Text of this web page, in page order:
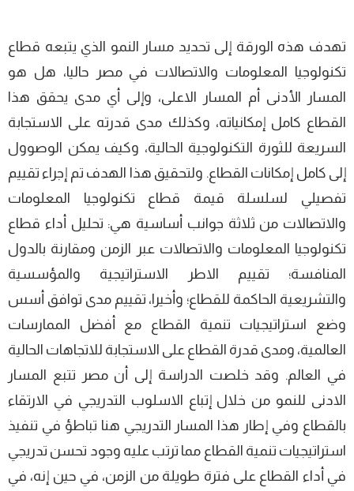
تهدف هذه الورقة إلى تحديد مسار النمو الذي يتبعه قطاع
تكنولوجيا المعلومات والاتصالات في مصر حاليا، هل هو
المسار الأدنى أم المسار الاعلى، وإلى أي مدى يحقق هذا
القطاع كامل إمكانياته، وكذلك مدى قدرته على الاستجابة
السريعة للثورة التكنولوجية الحالية، وكيف يمكن الوصوول
إلى كامل إمكانات القطاع. ولتحقيق هذا الهدف تم إجراء تقييم
تفصيلي لسلسلة قيمة قطاع تكنولوجيا المعلومات
والاتصالات من ثلاثة جوانب أساسية هي: تحليل أداء قطاع
تكنولوجيا المعلومات والاتصالات عبر الزمن ومقارنة بالدول
المنافسة؛ تقييم الاطر الاستراتيجية والمؤسسية
والتشريعية الحاكمة للقطاع؛ وأخيرا، تقييم مدى توافق أسس
وضع استراتيجيات تنمية القطاع مع أفضل الممارسات
العالمية، ومدى قدرة القطاع على الاستجابة للاتجاهات الحالية
في العالم. وقد خلصت الدراسة إلى أن مصر تتبع المسار
الادنى للنمو من خلال إتباع الاسلوب التدريجي في الارتقاء
بالقطاع وفي إطار هذا المسار التدريجي هنا تباطؤ في تنفيذ
استراتيجيات تنمية القطاع مما ترتب عليه وجود تحسن تدريجي
في أداء القطاع على فترة طويلة من الزمن، في حين إنه، في